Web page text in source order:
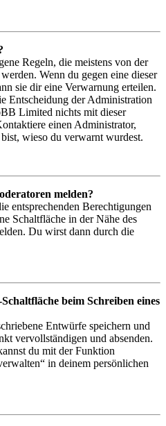
Regeln, die meistens von der
Wenn du gegen eine dieser
sie dir eine Verwarnung erteilen.
Entscheidung der Administration
Limited nichts mit dieser
einen Administrator,
wieso du verwarnt wurdest.
melden?
entsprechenden Berechtigungen
Schaltfläche in der Nähe des
Du wirst dann durch die
beim Schreiben eines
Entwürfe speichern und
vervollständigen und absenden.
du mit der Funktion
in deinem persönlichen